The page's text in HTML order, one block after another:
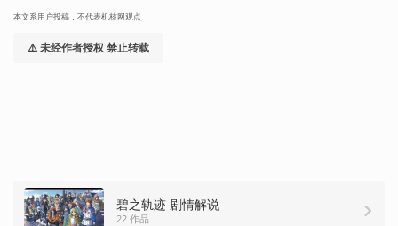
本文系用户投稿，不代表机核网观点
⚠️ 未经作者授权 禁止转载
碧之轨迹 剧情解说
22 作品